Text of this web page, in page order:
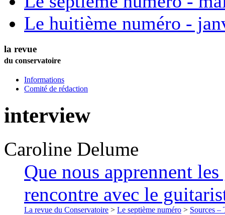
Le huitième numéro -
la revue
du conservatoire
Informations
Comité de rédaction
interview
Caroline Delume
Que nous apprennent
rencontre avec le
La revue du Conservatoire > Le septième numéro > Sources –